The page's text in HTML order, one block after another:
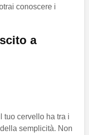
conoscere i
a
tuo cervello ha tra i
semplicità. Non